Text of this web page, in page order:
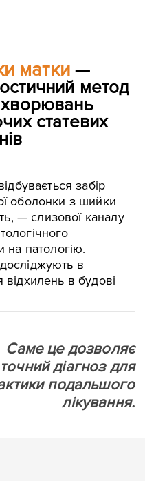
матки—
метод
статевих
забір
оболонки з шийки
— слизової каналу
на патологію.
в
відхилень в будові
дозволяє
діагноз для
подальшого
лікування.